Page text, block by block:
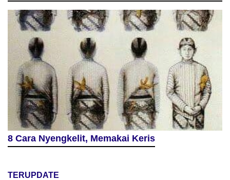
8 Cara Nyengkelit, Memakai Keris
TERUPDATE